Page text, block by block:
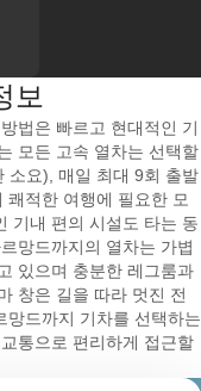
보
법은 빠르고 현대적인 기
모든 고속 열차는 선택할
소요), 매일 최대 9회 출발
적한 여행에 필요한 모
기내 편의 시설도 타는 동
망드까지의 열차는 가볍
있으며 충분한 레그룸과
창은 길을 따라 멋진 전
망드까지 기차를 선택하는
통으로 편리하게 접근할